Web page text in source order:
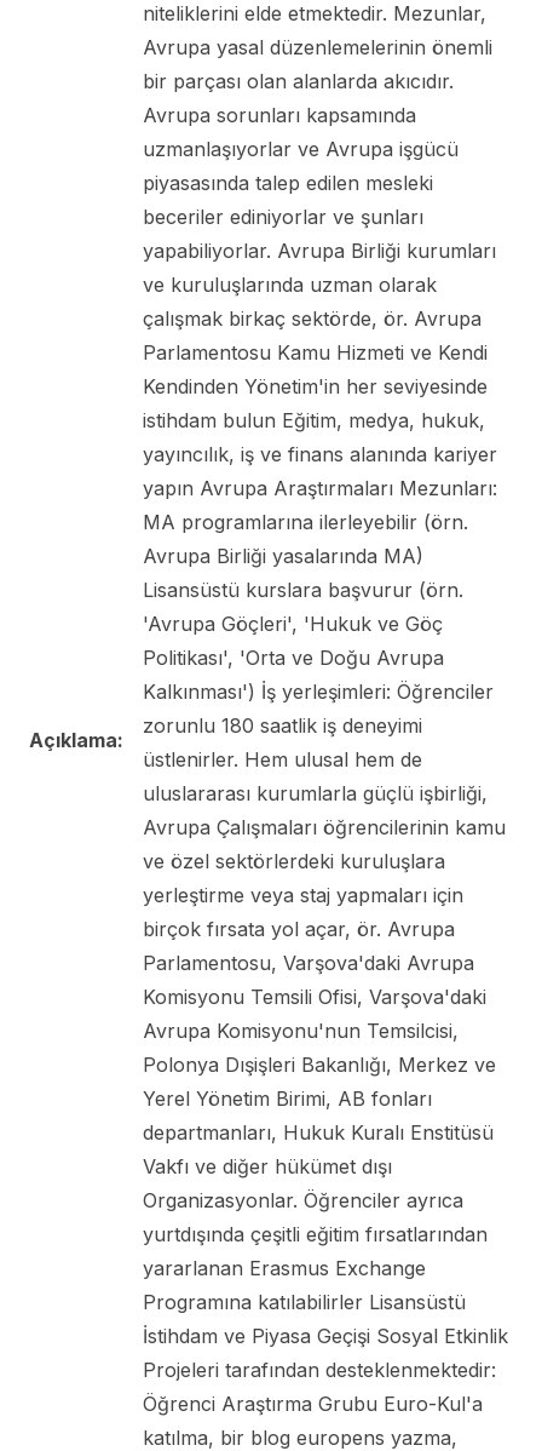
Açıklama:
niteliklerini elde etmektedir. Mezunlar,
Avrupa yasal düzenlemelerinin önemli
bir parçası olan alanlarda akıcıdır.
Avrupa sorunları kapsamında
uzmanlaşıyorlar ve Avrupa işgücü
piyasasında talep edilen mesleki
beceriler ediniyorlar ve şunları
yapabiliyorlar. Avrupa Birliği kurumları
ve kuruluşlarında uzman olarak
çalışmak birkaç sektörde, ör. Avrupa
Parlamentosu Kamu Hizmeti ve Kendi
Kendinden Yönetim'in her seviyesinde
istihdam bulun Eğitim, medya, hukuk,
yayıncılık, iş ve finans alanında kariyer
yapın Avrupa Araştırmaları Mezunları:
MA programlarına ilerleyebilir (örn.
Avrupa Birliği yasalarında MA)
Lisansüstü kurslara başvurur (örn.
'Avrupa Göçleri', 'Hukuk ve Göç
Politikası', 'Orta ve Doğu Avrupa
Kalkınması') İş yerleşimleri: Öğrenciler
zorunlu 180 saatlik iş deneyimi
üstlenirler. Hem ulusal hem de
uluslararası kurumlarla güçlü işbirliği,
Avrupa Çalışmaları öğrencilerinin kamu
ve özel sektörlerdeki kuruluşlara
yerleştirme veya staj yapmaları için
birçok fırsata yol açar, ör. Avrupa
Parlamentosu, Varşova'daki Avrupa
Komisyonu Temsili Ofisi, Varşova'daki
Avrupa Komisyonu'nun Temsilcisi,
Polonya Dışişleri Bakanlığı, Merkez ve
Yerel Yönetim Birimi, AB fonları
departmanları, Hukuk Kuralı Enstitüsü
Vakfı ve diğer hükümet dışı
Organizasyonlar. Öğrenciler ayrıca
yurtdışında çeşitli eğitim fırsatlarından
yararlanan Erasmus Exchange
Programına katılabilirler Lisansüstü
İstihdam ve Piyasa Geçişi Sosyal Etkinlik
Projeleri tarafından desteklenmektedir:
Öğrenci Araştırma Grubu Euro-Kul'a
katılma, bir blog europens yazma,